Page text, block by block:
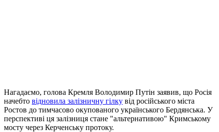
Нагадаємо, голова Кремля Володимир Путін заявив, що Росія
начебто відновила залізничну гілку від російського міста
Ростов до тимчасово окупованого українського Бердянська. У
перспективі ця залізниця стане "альтернативою" Кримському
мосту через Керченську протоку.